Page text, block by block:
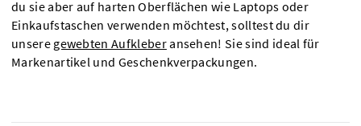
du sie aber auf harten Oberflächen wie Laptops oder
Einkaufstaschen verwenden möchtest, solltest du dir
unsere gewebten Aufkleberansehen! Sie sind ideal für
Markenartikel und Geschenkverpackungen.